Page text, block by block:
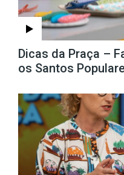
Dicas da Praça –
os Santos